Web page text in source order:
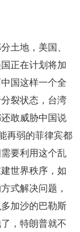
土地，美国、
正在计划将加
国这样一个全
裂状态，台湾
敢威胁中国说
再弱的菲律宾都
要利用这个乱
世界秩序，如
式解决问题，
加沙的巴勒斯
，特朗普就不